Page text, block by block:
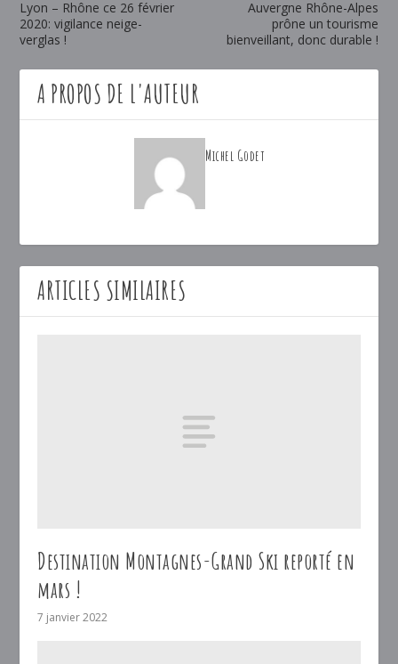
Lyon – Rhône ce 26 février
2020: vigilance neige-
verglas !
Auvergne Rhône-Alpes
prône un tourisme
bienveillant, donc durable !
A PROPOS DE L'AUTEUR
Michel Godet
ARTICLES SIMILAIRES
Destination Montagnes-Grand Ski reporté en
mars !
7 janvier 2022